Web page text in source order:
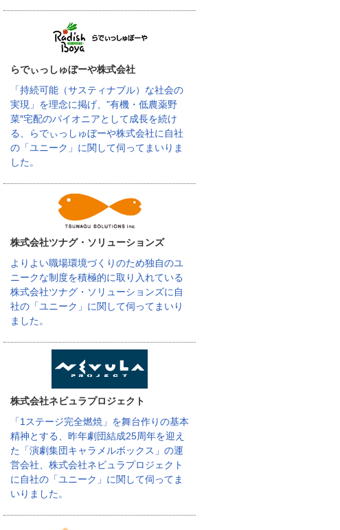
らでぃっしゅぼーや株式会社
「持続可能（サスティナブル）な社会の
実現」を理念に掲げ、"有機・低農薬野
菜″宅配のパイオニアとして成長を続け
る、らでぃっしゅぼーや株式会社に自社
の「ユニーク」に関して伺ってまいりま
した。
株式会社ツナグ・ソリューションズ
よりよい職場環境づくりのため独自のユ
ニークな制度を積極的に取り入れている
株式会社ツナグ・ソリューションズに自
社の「ユニーク」に関して伺ってまいり
ました。
株式会社ネビュラプロジェクト
「1ステージ完全燃焼」を舞台作りの基本
精神とする、昨年劇団結成25周年を迎え
た「演劇集団キャラメルボックス」の運
営会社、株式会社ネビュラプロジェクト
に自社の「ユニーク」に関して伺ってま
いりました。